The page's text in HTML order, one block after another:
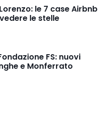
le 7 case Airbnb
le stelle
FS: nuovi
e Monferrato